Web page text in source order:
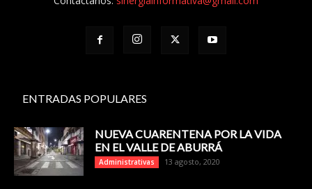
ENTRADAS POPULARES
NUEVA CUARENTENA POR LA VIDA
EN EL VALLE DE ABURRÁ
Administrativas 13 agosto, 2020